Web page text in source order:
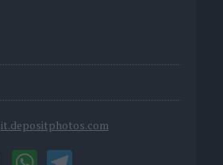
it.depositphotos.com